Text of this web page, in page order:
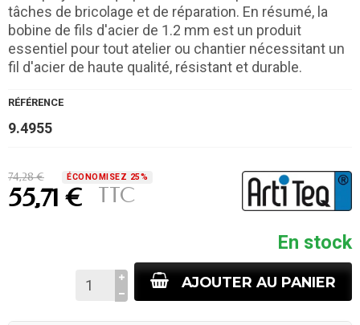
tâches de bricolage et de réparation. En résumé, la
bobine de fils d'acier de 1.2 mm est un produit
essentiel pour tout atelier ou chantier nécessitant un
fil d'acier de haute qualité, résistant et durable.
RÉFÉRENCE
9.4955
74,28 € ÉCONOMISEZ 25%
55,71 € TTC
En stock
AJOUTER AU PANIER